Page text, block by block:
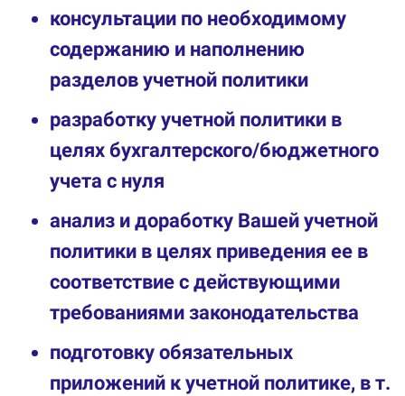
консультации по необходимому
содержанию и наполнению
разделов учетной политики
разработку учетной политики в
целях бухгалтерского/бюджетного
учета с нуля
анализ и доработку Вашей учетной
политики в целях приведения ее в
соответствие с действующими
требованиями законодательства
подготовку обязательных
приложений к учетной политике, в т.